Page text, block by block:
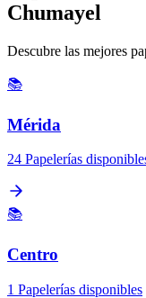
Chumayel
Descubre las mejores
📚
Mérida
24 Papelerías
📚
Centro
1 Papelerías disponibles